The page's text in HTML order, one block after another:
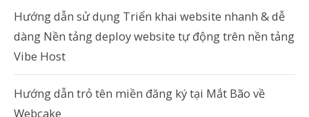
Hướng dẫn sử dụng Triển khai website nhanh & dễ
dàng Nền tảng deploy website tự động trên nền tảng
Vibe Host
Hướng dẫn trỏ tên miền đăng ký tại Mắt Bão về
Webcake